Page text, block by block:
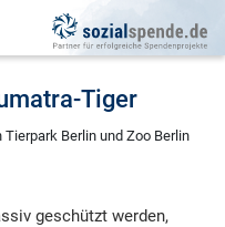
Tiger
Berlin und Zoo Berlin
geschützt werden,